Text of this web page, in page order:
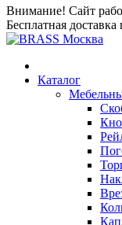
Внимание! Сайт
Бесплатная доставка
Каталог